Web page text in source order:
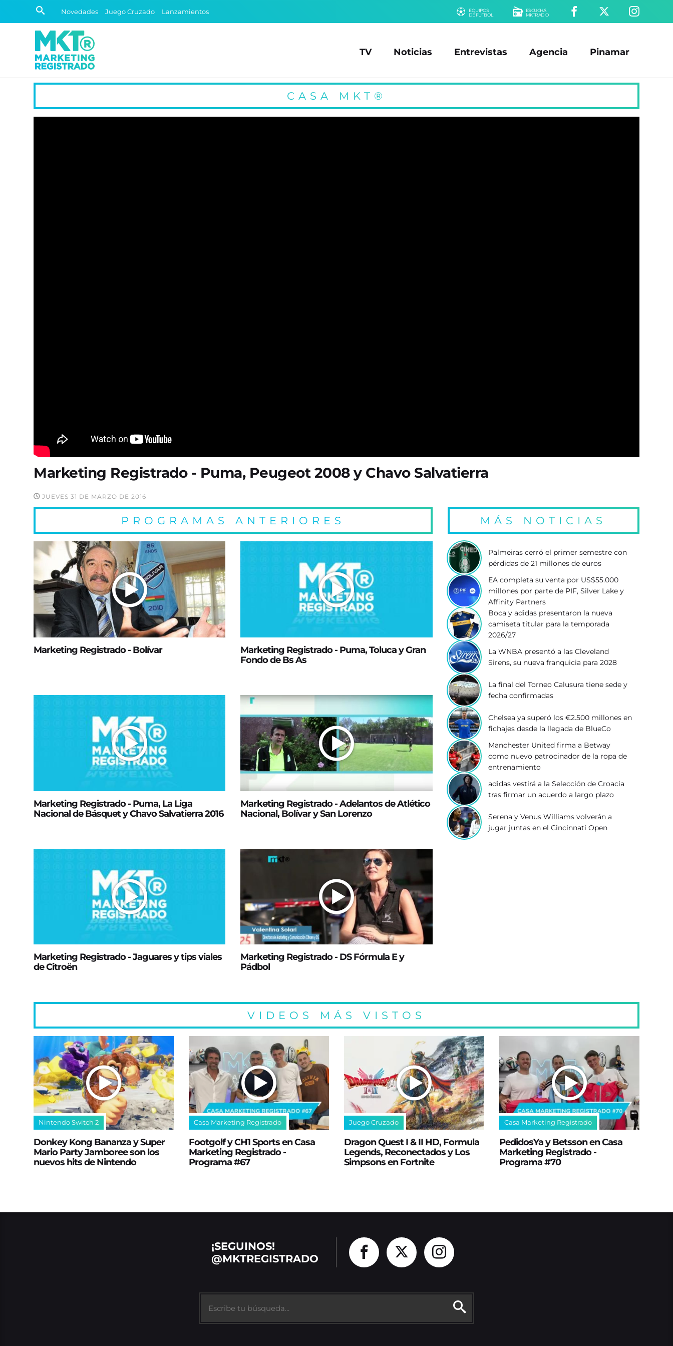
Novedades Juego Cruzado Lanzamientos
EQUIPOS
DE FÚTBOL
ESCUCHÁ
MKTRADIO
TV Noticias Entrevistas Agencia Pinamar
CASA MKT®
Marketing Registrado - Puma, Peugeot 2008 y Chavo Salvatierra
JUEVES 31 DE MARZO DE 2016
PROGRAMAS ANTERIORES
Marketing Registrado - Bolívar
Marketing Registrado - Puma, Toluca y Gran
Fondo de Bs As
Marketing Registrado - Puma, La Liga
Nacional de Básquet y Chavo Salvatierra 2016
Marketing Registrado - Adelantos de Atlético
Nacional, Bolívar y San Lorenzo
Marketing Registrado - Jaguares y tips viales
de Citroën
Marketing Registrado - DS Fórmula E y
Pádbol
MÁS NOTICIAS
Palmeiras cerró el primer semestre con
pérdidas de 21 millones de euros
EA completa su venta por US$55.000
millones por parte de PIF, Silver Lake y
Affinity Partners
Boca y adidas presentaron la nueva
camiseta titular para la temporada
2026/27
La WNBA presentó a las Cleveland
Sirens, su nueva franquicia para 2028
La final del Torneo Calusura tiene sede y
fecha confirmadas
Chelsea ya superó los €2.500 millones en
fichajes desde la llegada de BlueCo
Manchester United firma a Betway
como nuevo patrocinador de la ropa de
entrenamiento
adidas vestirá a la Selección de Croacia
tras firmar un acuerdo a largo plazo
Serena y Venus Williams volverán a
jugar juntas en el Cincinnati Open
VIDEOS MÁS VISTOS
Nintendo Switch 2
Donkey Kong Bananza y Super
Mario Party Jamboree son los
nuevos hits de Nintendo
Casa Marketing Registrado
Footgolf y CH1 Sports en Casa
Marketing Registrado -
Programa #67
Juego Cruzado
Dragon Quest I & II HD, Formula
Legends, Reconectados y Los
Simpsons en Fortnite
Casa Marketing Registrado
PedidosYa y Betsson en Casa
Marketing Registrado -
Programa #70
¡SEGUINOS!
@MKTREGISTRADO